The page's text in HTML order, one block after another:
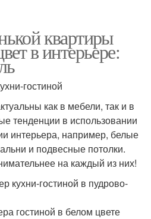
квартиры
в интерьере:
гостиной
как в мебели, так и в
тенденции в использовании
интерьера, например, белые
и подвесные потолки.
на каждый из них!
кухни-гостиной в пудрово-
гостиной в белом цвете